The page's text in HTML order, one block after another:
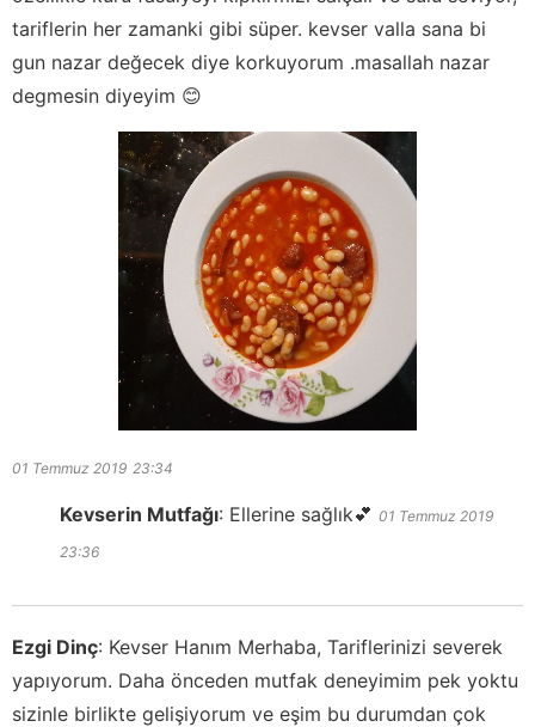
tariflerin her zamanki gibi süper. kevser valla sana bi
gun nazar değecek diye korkuyorum .masallah nazar
degmesin diyeyim 😊
01 Temmuz 2019 23:34
Kevserin Mutfağı: Ellerine sağlık💕 01 Temmuz 2019
23:36
Ezgi Dinç: Kevser Hanım Merhaba, Tariflerinizi severek
yapıyorum. Daha önceden mutfak deneyimim pek yoktu
sizinle birlikte gelişiyorum ve eşim bu durumdan çok